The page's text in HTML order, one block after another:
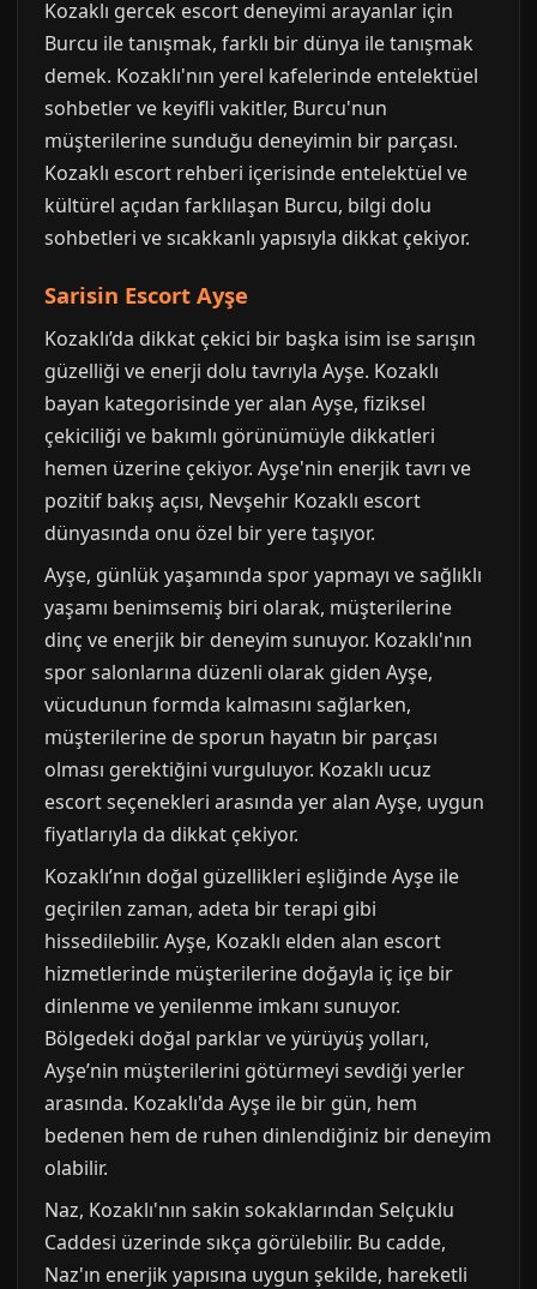
Kozaklı gercek escort deneyimi arayanlar için
Burcu ile tanışmak, farklı bir dünya ile tanışmak
demek. Kozaklı'nın yerel kafelerinde entelektüel
sohbetler ve keyifli vakitler, Burcu'nun
müşterilerine sunduğu deneyimin bir parçası.
Kozaklı escort rehberi içerisinde entelektüel ve
kültürel açıdan farklılaşan Burcu, bilgi dolu
sohbetleri ve sıcakkanlı yapısıyla dikkat çekiyor.
Sarisin Escort Ayşe
Kozaklı’da dikkat çekici bir başka isim ise sarışın
güzelliği ve enerji dolu tavrıyla Ayşe. Kozaklı
bayan kategorisinde yer alan Ayşe, fiziksel
çekiciliği ve bakımlı görünümüyle dikkatleri
hemen üzerine çekiyor. Ayşe'nin enerjik tavrı ve
pozitif bakış açısı, Nevşehir Kozaklı escort
dünyasında onu özel bir yere taşıyor.
Ayşe, günlük yaşamında spor yapmayı ve sağlıklı
yaşamı benimsemiş biri olarak, müşterilerine
dinç ve enerjik bir deneyim sunuyor. Kozaklı'nın
spor salonlarına düzenli olarak giden Ayşe,
vücudunun formda kalmasını sağlarken,
müşterilerine de sporun hayatın bir parçası
olması gerektiğini vurguluyor. Kozaklı ucuz
escort seçenekleri arasında yer alan Ayşe, uygun
fiyatlarıyla da dikkat çekiyor.
Kozaklı’nın doğal güzellikleri eşliğinde Ayşe ile
geçirilen zaman, adeta bir terapi gibi
hissedilebilir. Ayşe, Kozaklı elden alan escort
hizmetlerinde müşterilerine doğayla iç içe bir
dinlenme ve yenilenme imkanı sunuyor.
Bölgedeki doğal parklar ve yürüyüş yolları,
Ayşe’nin müşterilerini götürmeyi sevdiği yerler
arasında. Kozaklı'da Ayşe ile bir gün, hem
bedenen hem de ruhen dinlendiğiniz bir deneyim
olabilir.
Naz, Kozaklı'nın sakin sokaklarından Selçuklu
Caddesi üzerinde sıkça görülebilir. Bu cadde,
Naz'ın enerjik yapısına uygun şekilde, hareketli